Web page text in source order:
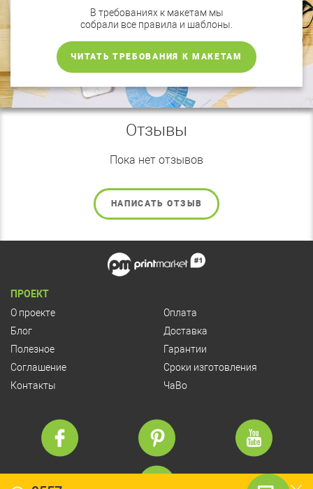
В требованиях к макетам мы
собрали все правила и шаблоны.
ЧИТАТЬ ТРЕБОВАНИЯ К МАКЕТАМ
Отзывы
Пока нет отзывов
НАПИСАТЬ ОТЗЫВ
ПРОЕКТ
О проекте
Блог
Полезное
Соглашение
Контакты
Оплата
Доставка
Гарантии
Сроки изготовления
ЧаВо